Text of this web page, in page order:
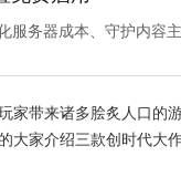
服务器成本、守护内容
带来诸多脍炙人口的
大家介绍三款创时代大